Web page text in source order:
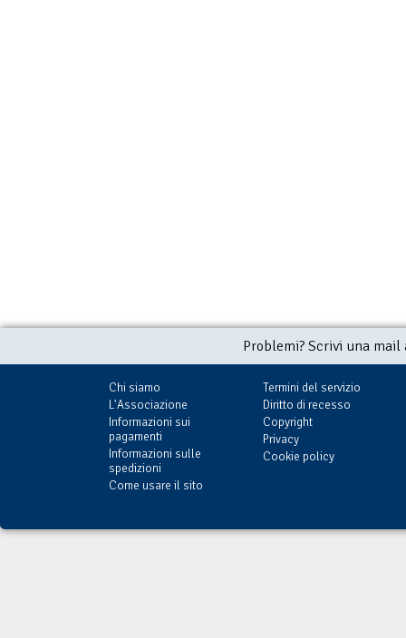
Problemi? Scrivi una
Chi siamo
L'Associazione
Informazioni sui
pagamenti
Informazioni sulle
spedizioni
Come usare il sito
Termini del servizio
Diritto di recesso
Copyright
Privacy
Cookie policy